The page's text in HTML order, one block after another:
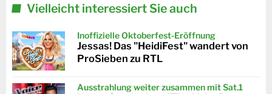
Vielleicht interessiert Sie auch
Inoffizielle Oktoberfest-Eröffnung
Jessas! Das "HeidiFest" wandert von
ProSieben zu RTL
Ausstrahlung weiter zusammen mit Sat.1